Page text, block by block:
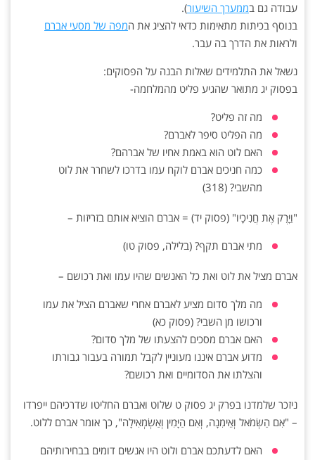
עבודה גם בממערך השיעור).
בנוסף בכיתות מתאימות כדאי להציג את המפה של מסעי אברם
ולראות את הדרך בה עבר.
נשאל את התלמידים שאלות הבנה על הפסוקים:
בפסוק יג מתואר שהגיע פליט מהמלחמה-
מה זה פליט?
מה הפליט סיפר לאברם?
האם לוט הוא באמת אחיו של אברהם?
כמה חניכים אברם לוקח עמו בדרכו לשחרר את לוט
מהשבי? (318)
"וַיָּרֶק אֶת חֲנִיכָיו" (פסוק יד) = אברם הוציא אותם בזריזות –
מתי אברם תקף? (בלילה, פסוק טו)
אברם מציל את לוט ואת כל האנשים שהיו עמו ואת רכושם –
מה מלך סדום מציע לאברם אחרי שאברם הציל את עמו
ורכושו מן השבי? (פסוק כא)
האם אברם מסכים להצעתו של מלך סדום?
מדוע אברם איננו מעוניין לקבל תמורה בעבור גבורתו
והצלתו את הסדומיים ואת רכושם?
ניזכר שלמדנו בפרק יג פסוק ט שלוט ואברם החליטו שדרכיהם ייפרדו
– "אִם הַשְּׂמֹאל וְאֵימִנָה, וְאִם הַיָּמִין וְאַשְׂמְאִילָה", כך אומר אברם ללוט.
האם לדעתכם אברם ולוט היו אנשים דומים בבחירותיהם